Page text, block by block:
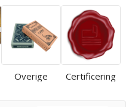
Overige Certificering